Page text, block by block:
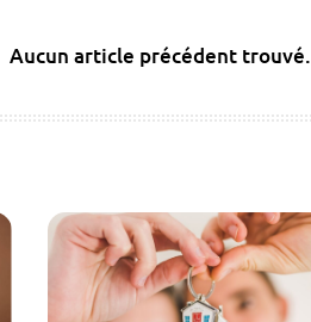
Aucun article précédent trouvé.